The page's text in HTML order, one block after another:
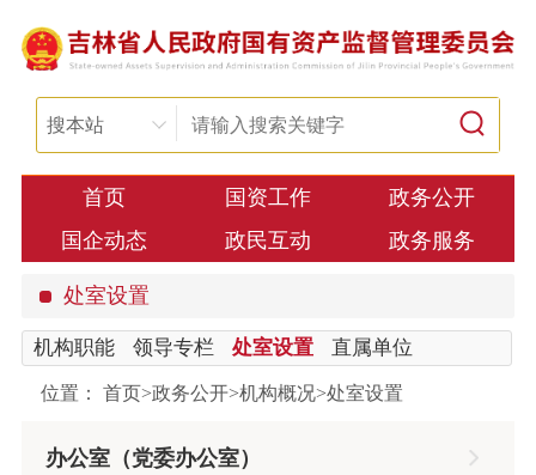
搜本站
首页 国资工作
政务公开
国企动态
政民互动 政务服务
处室设置
机构职能 领导专栏 处室设置 直属单位
位置：首页>政务公开>机构概况>处室设置
办公室（党委办公室）